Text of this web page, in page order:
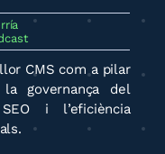
CMS com a pilar
governança del
i l’eficiència